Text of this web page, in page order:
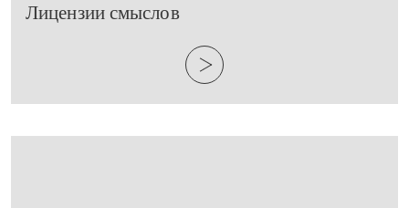
​Лицензии смыслов